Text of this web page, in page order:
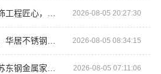
2026-08-05 20:27:30
2026-08-05 08:34:15
2026-08-05 07:11:06